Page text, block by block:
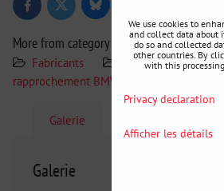
FacebookTwitter Bluesky
More from category
Fabricants IRP
rapprochement BMW E36
PRO
Galerie
Galerie
We use cookies to
and collect data about
do so and collected
other countries. By
with this
Privacy declaration
Afficher les détails